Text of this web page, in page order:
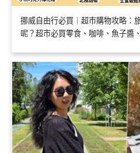
挪威自由行必買｜超市購物攻略：
呢？超市必買零食、咖啡、魚子醬